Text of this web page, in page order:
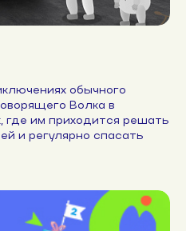
обычного
Волка в
где им приходится решать
и регулярно спасать